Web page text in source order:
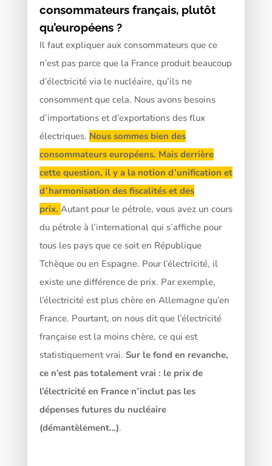
consommateurs français, plutôt
qu’européens ?
Il faut expliquer aux consommateurs que ce
n’est pas parce que la France produit beaucoup
d’électricité via le nucléaire, qu’ils ne
consomment que cela. Nous avons besoins
d’importations et d’exportations des flux
électriques. Nous sommes bien des
consommateurs européens. Mais derrière
cette question, il y a la notion d’unification et
d’harmonisation des fiscalités et des
prix. Autant pour le pétrole, vous avez un cours
du pétrole à l’international qui s’affiche pour
tous les pays que ce soit en République
Tchèque ou en Espagne. Pour l’électricité, il
existe une différence de prix. Par exemple,
l’électricité est plus chère en Allemagne qu’en
France. Pourtant, on nous dit que l’électricité
française est la moins chère, ce qui est
statistiquement vrai. Sur le fond en revanche,
ce n’est pas totalement vrai : le prix de
l’électricité en France n’inclut pas les
dépenses futures du nucléaire
(démantèlement…).